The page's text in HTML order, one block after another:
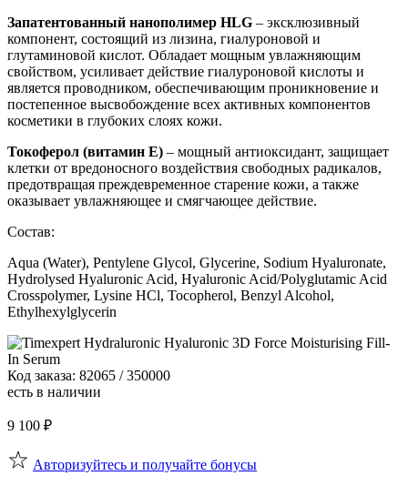
Запатентованный нанополимер HLG – эксклюзивный
компонент, состоящий из лизина, гиалуроновой и
глутаминовой кислот. Обладает мощным увлажняющим
свойством, усиливает действие гиалуроновой кислоты и
является проводником, обеспечивающим проникновение и
постепенное высвобождение всех активных компонентов
косметики в глубоких слоях кожи.
Токоферол (витамин Е) – мощный антиоксидант, защищает
клетки от вредоносного воздействия свободных радикалов,
предотвращая преждевременное старение кожи, а также
оказывает увлажняющее и смягчающее действие.
Состав:
Aqua (Water), Pentylene Glycol, Glycerine, Sodium Hyaluronate,
Hydrolysed Hyaluronic Acid, Hyaluronic Acid/Polyglutamic Acid
Crosspolymer, Lysine HCl, Tocopherol, Benzyl Alcohol,
Ethylhexylglycerin
Код заказа: 82065 / 350000
есть в наличии
9 100 ₽
Авторизуйтесь и получайте бонусы